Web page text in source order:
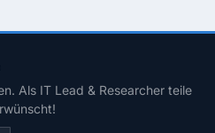
Als IT Lead & Researcher teile